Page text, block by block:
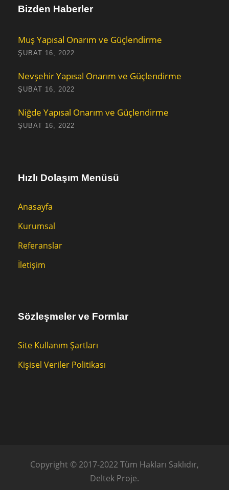
Bizden Haberler
Muş Yapısal Onarım ve Güçlendirme
ŞUBAT 16, 2022
Nevşehir Yapısal Onarım ve Güçlendirme
ŞUBAT 16, 2022
Niğde Yapısal Onarım ve Güçlendirme
ŞUBAT 16, 2022
Hızlı Dolaşım Menüsü
Anasayfa
Kurumsal
Referanslar
İletişim
Sözleşmeler ve Formlar
Site Kullanım Şartları
Kişisel Veriler Politikası
Copyright © 2017-2022 Tüm Hakları Saklıdır,
Deltek Proje.